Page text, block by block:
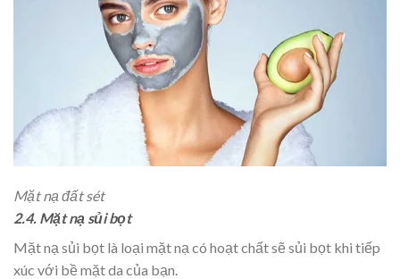
Mặt nạ đất sét
2.4. Mặt nạ sủi bọt
Mặt nạ sủi bọt là loại mặt nạ có hoạt chất sẽ sủi bọt khi tiếp
xúc với bề mặt da của bạn.